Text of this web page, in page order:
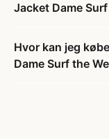
Jacket Dame
Hvor kan jeg
Dame Surf the